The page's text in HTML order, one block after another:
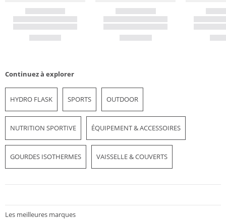
Continuez à explorer
HYDRO FLASK SPORTS OUTDOOR
NUTRITION SPORTIVE ÉQUIPEMENT & ACCESSOIRES
GOURDES ISOTHERMES VAISSELLE & COUVERTS
Les meilleures marques